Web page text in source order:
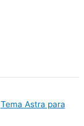
Tema Astra para